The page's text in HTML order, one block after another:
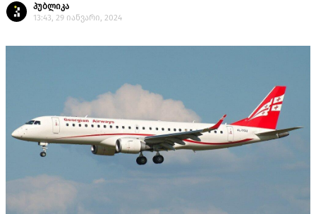
პუბლიკა
13:43, 29 იანვარი, 2024